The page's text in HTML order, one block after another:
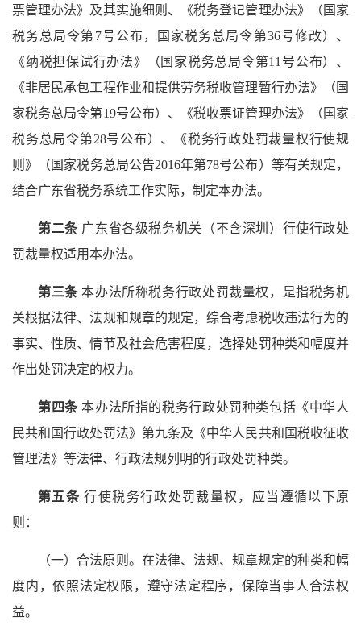
票管理办法》及其实施细则、《税务登记管理办法》（国家
税务总局令第7号公布，国家税务总局令第36号修改）、
《纳税担保试行办法》（国家税务总局令第11号公布）、
《非居民承包工程作业和提供劳务税收管理暂行办法》（国
家税务总局令第19号公布）、《税收票证管理办法》（国家
税务总局令第28号公布）、《税务行政处罚裁量权行使规
则》（国家税务总局公告2016年第78号公布）等有关规定，
结合广东省税务系统工作实际，制定本办法。
第二条 广东省各级税务机关（不含深圳）行使行政处
罚裁量权适用本办法。
第三条 本办法所称税务行政处罚裁量权，是指税务机
关根据法律、法规和规章的规定，综合考虑税收违法行为的
事实、性质、情节及社会危害程度，选择处罚种类和幅度并
作出处罚决定的权力。
第四条 本办法所指的税务行政处罚种类包括《中华人
民共和国行政处罚法》第九条及《中华人民共和国税收征收
管理法》等法律、行政法规列明的行政处罚种类。
第五条 行使税务行政处罚裁量权，应当遵循以下原
则：
（一）合法原则。在法律、法规、规章规定的种类和幅
度内，依照法定权限，遵守法定程序，保障当事人合法权
益。